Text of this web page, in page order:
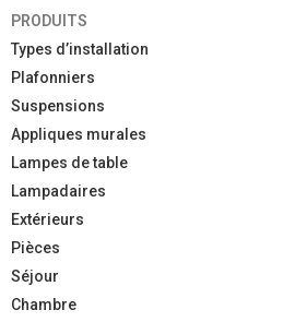
PRODUITS
Types d’installation
Plafonniers
Suspensions
Appliques murales
Lampes de table
Lampadaires
Extérieurs
Pièces
Séjour
Chambre